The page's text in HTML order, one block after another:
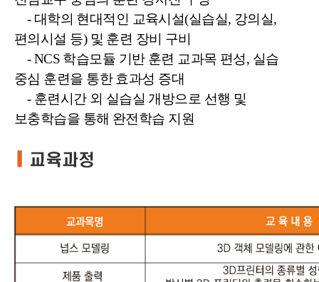
- 대학의 현대적인 교육시설(실습실, 강의실,
편의시설 등) 및 훈련 장비 구비
- NCS 학습모듈 기반 훈련 교과목 편성, 실습
중심 훈련을 통한 효과성 증대
- 훈련시간 외 실습실 개방으로 선행 및
보충학습을 통해 완전학습 지원